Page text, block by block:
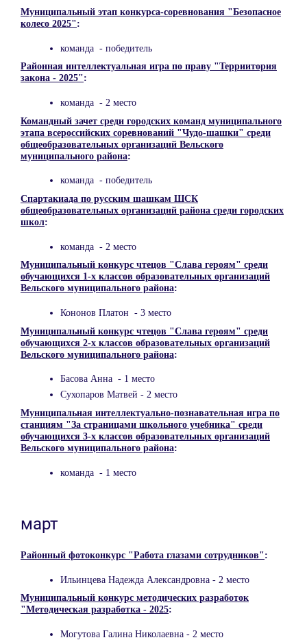
Муниципальный этап конкурса-соревнования "Безопасное
колесо 2025":
команда - победитель
Районная интеллектуальная игра по праву "Терриитория
закона - 2025":
команда - 2 место
Командный зачет среди городских команд муниципального
этапа всероссийских соревнований "Чудо-шашки" среди
общеобразовательных организаций Вельского
муниципального района:
команда - победитель
Спартакиада ​​​по русским шашкам ШСК
общеобразовательных организаций района среди городских
школ:
команда - 2 место
Муниципальный конкурс чтецов "Слава героям" среди
обучающихся 1-х классов образовательных организаций
Вельского муниципального района:
Кононов Платон - 3 место
Муниципальный конкурс чтецов "Слава героям" среди
обучающихся 2-х классов образовательных организаций
Вельского муниципального района:
Басова Анна - 1 место
Сухопаров Матвей - 2 место
Муниципальная интеллектуально-познавательная игра по
станциям "За страницами школьного учебника" среди
обучающихся 3-х классов образовательных организаций
Вельского муниципального района:
команда - 1 место
март
Районный фотоконкурс "Работа глазами сотрудников":
Ильинцева Надежда Александровна - 2 место
Муниципальный конкурс методических разработок
"Методическая разработка - 2025:
Могутова Галина Николаевна - 2 место